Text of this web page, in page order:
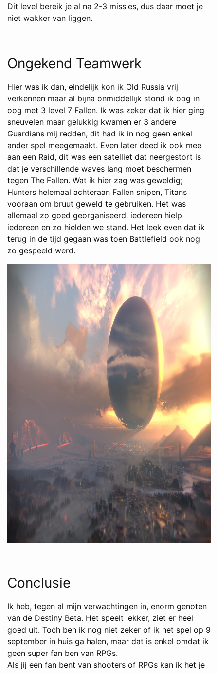
Dit level bereik je al na 2-3 missies, dus daar moet je
niet wakker van liggen.
Ongekend Teamwerk
Hier was ik dan, eindelijk kon ik Old Russia vrij
verkennen maar al bijna onmiddellijk stond ik oog in
oog met 3 level 7 Fallen. Ik was zeker dat ik hier ging
sneuvelen maar gelukkig kwamen er 3 andere
Guardians mij redden, dit had ik in nog geen enkel
ander spel meegemaakt. Even later deed ik ook mee
aan een Raid, dit was een satelliet dat neergestort is
dat je verschillende waves lang moet beschermen
tegen The Fallen. Wat ik hier zag was geweldig;
Hunters helemaal achteraan Fallen snipen, Titans
vooraan om bruut geweld te gebruiken. Het was
allemaal zo goed georganiseerd, iedereen hielp
iedereen en zo hielden we stand. Het leek even dat ik
terug in de tijd gegaan was toen Battlefield ook nog
zo gespeeld werd.
Conclusie
Ik heb, tegen al mijn verwachtingen in, enorm genoten
van de Destiny Beta. Het speelt lekker, ziet er heel
goed uit. Toch ben ik nog niet zeker of ik het spel op 9
september in huis ga halen, maar dat is enkel omdat ik
geen super fan ben van RPGs.
Als jij een fan bent van shooters of RPGs kan ik het je